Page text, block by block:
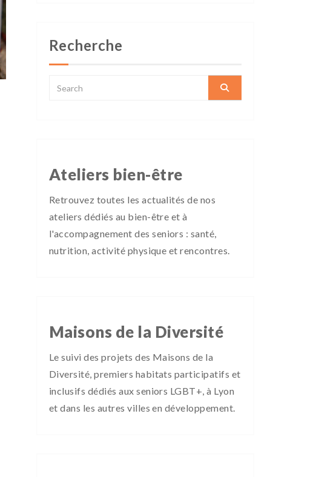
Recherche
Ateliers bien-être
Retrouvez toutes les actualités de nos
ateliers dédiés au bien-être et à
l'accompagnement des seniors : santé,
nutrition, activité physique et rencontres.
Maisons de la Diversité
Le suivi des projets des Maisons de la
Diversité, premiers habitats participatifs et
inclusifs dédiés aux seniors LGBT+, à Lyon
et dans les autres villes en développement.